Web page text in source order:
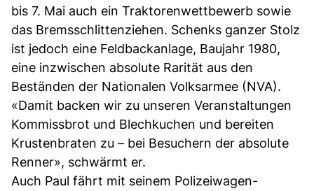
bis 7. Mai auch ein Traktorenwettbewerb sowie
das Bremsschlittenziehen. Schenks ganzer Stolz
ist jedoch eine Feldbackanlage, Baujahr 1980,
eine inzwischen absolute Rarität aus den
Beständen der Nationalen Volksarmee (NVA).
«Damit backen wir zu unseren Veranstaltungen
Kommissbrot und Blechkuchen und bereiten
Krustenbraten zu – bei Besuchern der absolute
Renner», schwärmt er.
Auch Paul fährt mit seinem Polizeiwagen-